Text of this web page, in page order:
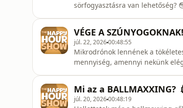
sörfogyasztásra van lehetőség?
hitelkártyájáról, a Tesla
-00:00:00 - Bevez
VÉGE A
júl. 22, 202600:48:55
Mikrodrónok lennének a
mennyiség, amennyi nekünk
hanem rögtönzött swingerklubot
hamarosan nyíló budapesti
Mi az a BALLMAXXING?
júl. 20, 202600:48:19